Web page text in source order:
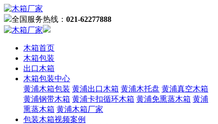
全国服务热线： 021-62277888
木箱首页
木箱包装
出口木箱
木箱包装中心
黄浦木箱包装 黄浦出口木箱 黄浦木托盘 黄浦真空木箱
黄浦钢带木箱 黄浦卡扣循环木箱 黄浦免熏蒸木箱 黄浦
熏蒸木箱 黄浦木箱厂家
包装木箱视频案例